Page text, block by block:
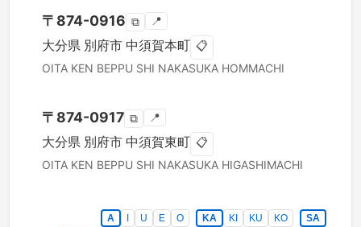
〒 874-0916 ⧉ 📍
大分県 別府市 中須賀本町 📋
OITA KEN BEPPU SHI NAKASUKA HOMMACHI
〒 874-0917 ⧉ 📍
大分県 別府市 中須賀東町 📋
OITA KEN BEPPU SHI NAKASUKA HIGASHIMACHI
A U E O KA KI KU KO
SA